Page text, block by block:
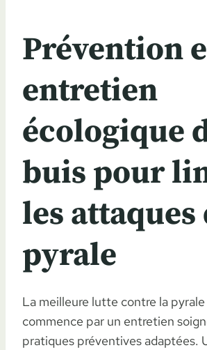
Prévention
entretien
écologique
buis pour
les attaques
pyrale
La meilleure lutte contre la
commence par un entretien
pratiques préventives adaptées.